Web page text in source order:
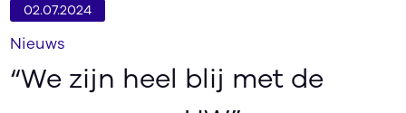
02.07.2024
Nieuws
“We zijn heel blij met de